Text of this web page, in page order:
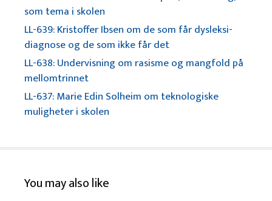
som tema i skolen
LL-639: Kristoffer Ibsen om de som får dysleksi-
diagnose og de som ikke får det
LL-638: Undervisning om rasisme og mangfold på
mellomtrinnet
LL-637: Marie Edin Solheim om teknologiske
muligheter i skolen
You may also like